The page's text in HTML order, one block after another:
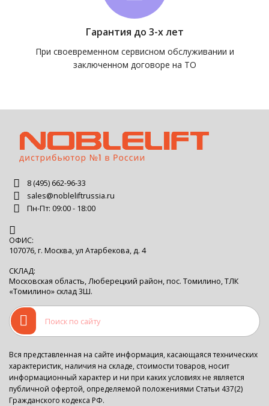
Гарантия до 3-х лет
При своевременном сервисном обслуживании и
заключенном договоре на ТО
8 (495) 662-96-33
sales@nobleliftrussia.ru
Пн-Пт: 09:00 - 18:00
ОФИС:
107076, г. Москва, ул Атарбекова, д. 4
СКЛАД:
Московская область, Люберецкий район, пос. Томилино, ТЛК
«Томилино» склад 3Ш.
Вся представленная на сайте информация, касающаяся технических
характеристик, наличия на складе, стоимости товаров, носит
информационный характер и ни при каких условиях не является
публичной офертой, определяемой положениями Статьи 437(2)
Гражданского кодекса РФ.